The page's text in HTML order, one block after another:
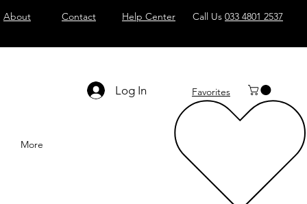
About Contact Help Center Call Us 033 4801 2537
Log In Favorites
More